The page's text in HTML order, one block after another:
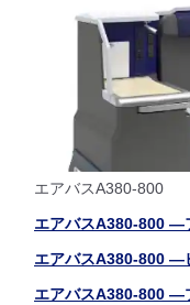
エアバスA380-800
エアバスA380-800 ―
エアバスA380-800 ―
エアバスA380-800 ―